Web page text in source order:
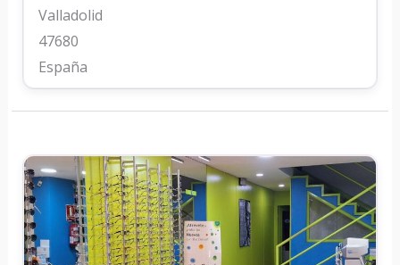
Valladolid
47680
España